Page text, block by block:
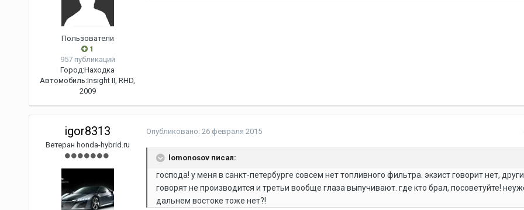
Пользователи
1
957 публикаций
Город:Находка
Автомобиль:Insight II, RHD,
2009
igor8313
Ветеран honda-hybrid.ru
Опубликовано: 26 февраля 2015
lomonosov писал:
господа! у меня в санкт-петербурге совсем нет топливного фильтра. экзист говорит нет,
говорят не производится и третьи вообще глаза выпучивают. где кто брал, посоветуйте!
дальнем востоке тоже нет?!